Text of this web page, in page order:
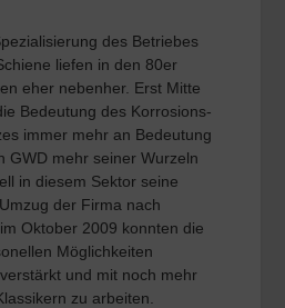
des Betriebes
liefen in den 80er
eher nebenher. Erst Mitte
Bedeutung des Korrosions-
immer mehr an Bedeutung
GWD mehr seiner Wurzeln
in diesem Sektor seine
der Firma nach
Oktober 2009 konnten die
Möglichkeiten
und mit noch mehr
zu arbeiten.